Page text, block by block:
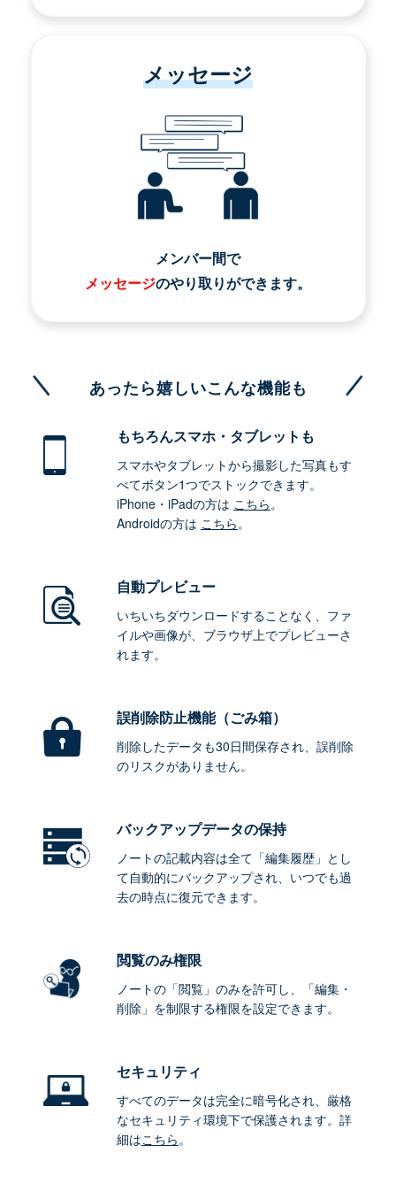
メッセージ
メンバー間で
メッセージのやり取りができます。
あったら嬉しいこんな機能も
もちろんスマホ・タブレットも
スマホやタブレットから撮影した写真もす
べてボタン1つでストックできます。
iPhone・iPadの方は こちら。
Androidの方は こちら。
自動プレビュー
いちいちダウンロードすることなく、ファ
イルや画像が、ブラウザ上でプレビューさ
れます。
誤削除防止機能（ごみ箱）
削除したデータも30日間保存され、誤削除
のリスクがありません。
バックアップデータの保持
ノートの記載内容は全て「編集履歴」とし
て自動的にバックアップされ、いつでも過
去の時点に復元できます。
閲覧のみ権限
ノートの「閲覧」のみを許可し、「編集・
削除」を制限する権限を設定できます。
セキュリティ
すべてのデータは完全に暗号化され、厳格
なセキュリティ環境下で保護されます。詳
細はこちら。